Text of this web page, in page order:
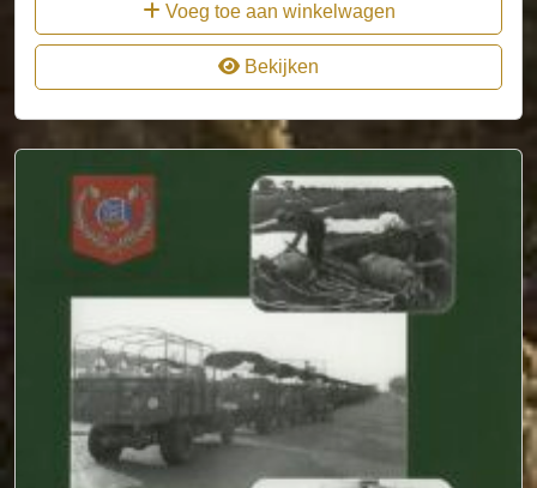
Voeg toe aan winkelwagen
Bekijken